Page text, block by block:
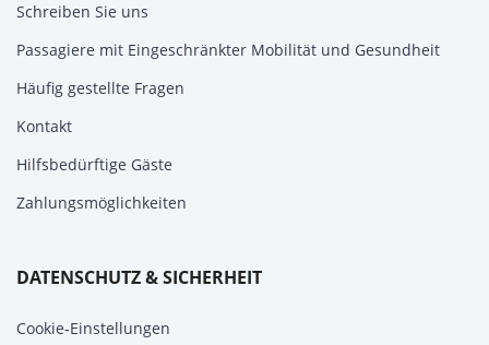
Schreiben Sie uns
Passagiere mit Eingeschränkter Mobilität und Gesundheit
Häufig gestellte Fragen
Kontakt
Hilfsbedürftige Gäste
Zahlungsmöglichkeiten
DATENSCHUTZ & SICHERHEIT
Cookie-Einstellungen